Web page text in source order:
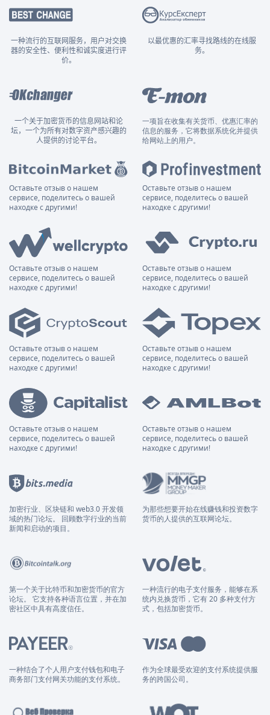
一种流行的互联网服务，用户对交换
器的安全性、便利性和诚实度进行评
价。
以最优惠的汇率寻找路线的在线服
务。
一个关于加密货币的信息网站和论
坛，一个为所有对数字资产感兴趣的
人提供的讨论平台。
一项旨在收集有关货币、优惠汇率的
信息的服务，它将数据系统化并提供
给网站上的用户。
Оставьте отзыв о нашем
сервисе, поделитесь о вашей
находке с другими!
Оставьте отзыв о нашем
сервисе, поделитесь о вашей
находке с другими!
Оставьте отзыв о нашем
сервисе, поделитесь о вашей
находке с другими!
Оставьте отзыв о нашем
сервисе, поделитесь о вашей
находке с другими!
Оставьте отзыв о нашем
сервисе, поделитесь о вашей
находке с другими!
Оставьте отзыв о нашем
сервисе, поделитесь о вашей
находке с другими!
Оставьте отзыв о нашем
сервисе, поделитесь о вашей
находке с другими!
Оставьте отзыв о нашем
сервисе, поделитесь о вашей
находке с другими!
加密行业、区块链和 web3.0 开发领
域的热门论坛。 回顾数字行业的当前
新闻和启动的项目。
为那些想要开始在线赚钱和投资数字
货币的人提供的互联网论坛。
第一个关于比特币和加密货币的官方
论坛。 它支持各种语言位置，并在加
密社区中具有高度信任。
一种流行的电子支付服务，能够在系
统内兑换货币，它有 20 多种支付方
式，包括加密货币。
一种结合了个人用户支付钱包和电子
商务部门支付网关功能的支付系统。
作为全球最受欢迎的支付系统提供服
务的跨国公司。